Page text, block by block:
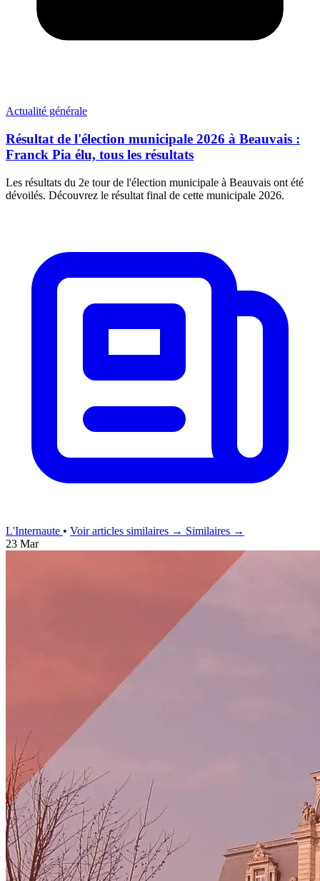
Actualité générale
Résultat de l'élection municipale 2026 à Beauvais :
Franck Pia élu, tous les résultats
Les résultats du 2e tour de l'élection municipale à Beauvais ont été
dévoilés. Découvrez le résultat final de cette municipale 2026.
L'Internaute • Voir articles similaires → Similaires →
23 Mar